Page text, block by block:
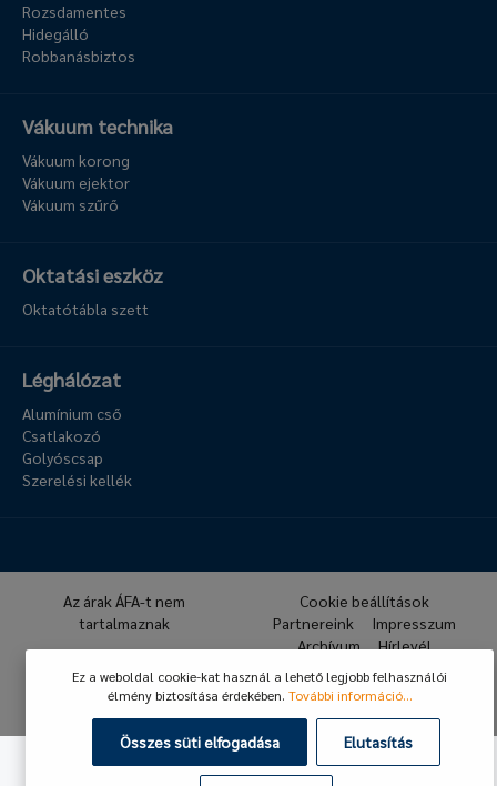
Rozsdamentes
Hidegálló
Robbanásbiztos
Vákuum technika
Vákuum korong
Vákuum ejektor
Vákuum szűrő
Oktatási eszköz
Oktatótábla szett
Léghálózat
Alumínium cső
Csatlakozó
Golyóscsap
Szerelési kellék
© 2026 Hafner Pneumatika
Az árak ÁFA-t nem
tartalmaznak
Cookie beállítások
Partnereink
Impresszum
Archívum
Hírlevél
Ez a weboldal cookie-kat használ a lehető legjobb felhasználói
élmény biztosítása érdekében. További információ...
Összes süti elfogadása Elutasítás